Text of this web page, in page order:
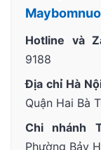
Hotline và
9188
Địa chỉ Hà
Quận Hai Bà
Chi nhánh
Phường Bảy